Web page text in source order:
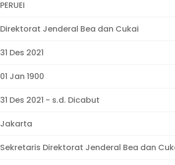
PERUEI
Direktorat Jenderal Bea dan Cukai
31 Des 2021
01 Jan 1900
31 Des 2021 - s.d. Dicabut
Jakarta
Sekretaris Direktorat Jenderal Bea dan